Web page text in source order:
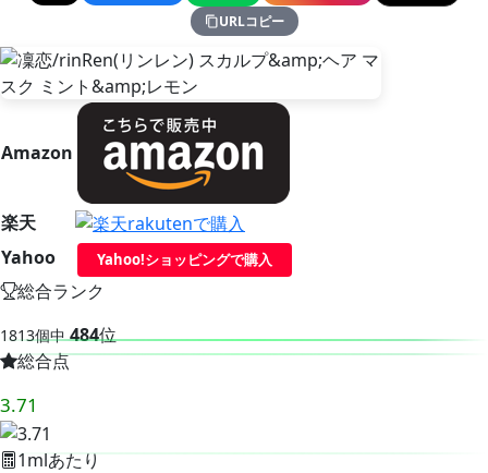
URLコピー
Amazon
楽天
Yahoo
Yahoo!ショッピングで購入
総合ランク
1813個中 484位
総合点
3.71
1mlあたり